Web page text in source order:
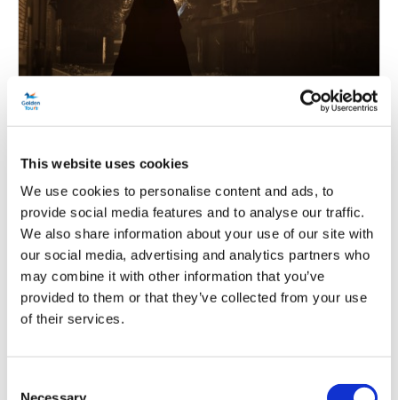
This website uses cookies
We use cookies to personalise content and ads, to
provide social media features and to analyse our traffic.
We also share information about your use of our site with
our social media, advertising and analytics partners who
may combine it with other information that you’ve
provided to them or that they’ve collected from your use
of their services.
Visite à pied sur les traces de Jack
l'Éventreur
Durée:Env. 1,5 heures
Marchez sur les traces du tueur non identifié le plus
célèbre de Londres
Jack l'Éventreur prend vie avec un guide touristique
anglophone expérimenté
Plongez dans le monde du Londres victorien
À partir de